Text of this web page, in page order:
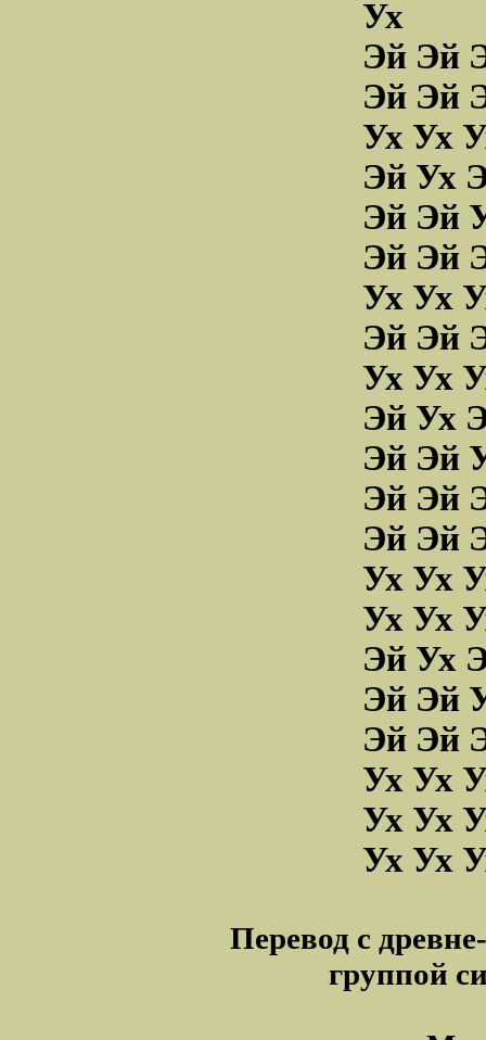
Ух
Эй Эй
Эй Эй
Ух Ух
Эй Ух
Эй Эй
Эй Эй
Ух Ух
Эй Эй
Ух Ух
Эй Ух
Эй Эй
Эй Эй
Эй Эй
Ух Ух
Ух Ух
Эй Ух
Эй Эй
Эй Эй
Ух Ух
Ух Ух
Ух Ух
Перевод с
группой